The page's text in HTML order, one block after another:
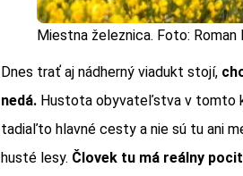
Miestna železnica. Foto: Roman
Dnes trať aj nádherný viadukt stojí,
nedá. Hustota obyvateľstva v tomto
tadiaľto hlavné cesty a nie sú tu ani
husté lesy. Človek tu má reálny